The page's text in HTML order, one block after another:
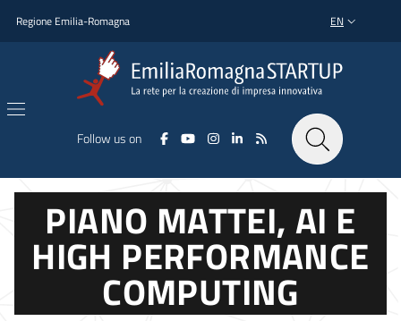
Regione Emilia-Romagna LANGUAGE
EN
Follow us on
PIANO MATTEI, AI E
HIGH PERFORMANCE
COMPUTING